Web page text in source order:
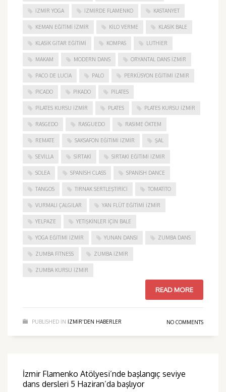
İZMIR YOGA IZMIRDE FLAMENKO KASTANYET
KEMAN EĞITIMI İZMIR KILO VERME KLASIK BALE
KLASIK GITAR EĞITIMI KOMPAS LUTHIER
MAKAM MODERN DANS ORYANTAL DANS İZMIR
PACO DE LUCIA PALO PERKÜSYON EĞITIMI İZMIR
PICADO PIKADO PILATES
PILATES KURSU İZMIR PLATES PLATES KURSU İZMIR
RASGEDO RASGUEDO RASIME ÖKTEM
REMATE SAKSAFON EĞITIMI İZMIR ŞAL
SEVILLA SIRTAKI SIRTAKI EĞITIMI İZMIR
SOLEA SPANISH CLASS SPANISH DANCE
TANGOS TIRNAK SERTLEŞTIRICI TOMATITO
VURMALI ÇALGILAR YAN FLÜT EĞITIMI İZMIR
YELPAZE YETIŞKINLER IÇIN BALE
YOGA EĞITIMI İZMIR YUNAN DANSI ZUMBA DANS
ZUMBA FITNESS ZUMBA İZMIR
ZUMBA KURSU İZMIR
READ MORE
PUBLISHED IN IZMIR'DEN HABERLER NO COMMENTS
İzmir Flamenko Atölyesi’nde başlangıç seviye
dans dersleri 5 Haziran’da başlıyor